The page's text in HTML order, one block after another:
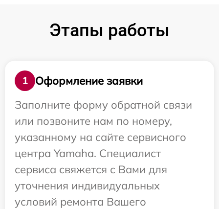
Этапы работы
1
Оформление заявки
Заполните форму обратной связи
или позвоните нам по номеру,
указанному на сайте сервисного
центра Yamaha. Специалист
сервиса свяжется с Вами для
уточнения индивидуальных
условий ремонта Вашего